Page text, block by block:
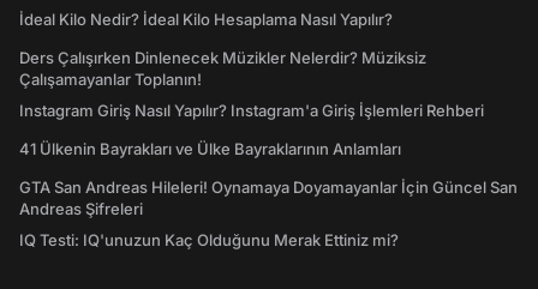
İdeal Kilo Nedir? İdeal Kilo Hesaplama Nasıl Yapılır?
Ders Çalışırken Dinlenecek Müzikler Nelerdir? Müziksiz
Çalışamayanlar Toplanın!
Instagram Giriş Nasıl Yapılır? Instagram'a Giriş İşlemleri Rehberi
41 Ülkenin Bayrakları ve Ülke Bayraklarının Anlamları
GTA San Andreas Hileleri! Oynamaya Doyamayanlar İçin Güncel San
Andreas Şifreleri
IQ Testi: IQ'unuzun Kaç Olduğunu Merak Ettiniz mi?